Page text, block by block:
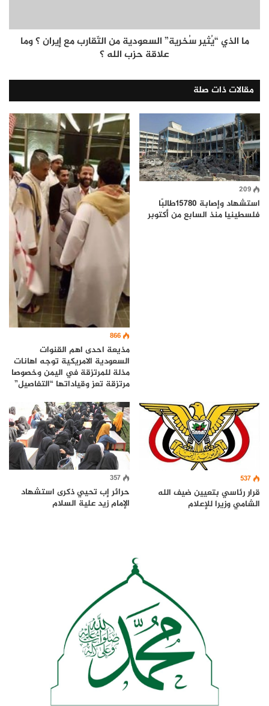
ما الذي “يُثير سُخرية” السعودية من التّقارب مع إيران ؟ وما
علاقة حزب الله ؟
مقالات ذات صلة
209
استشهاد وإصابة 15780طالبًا
فلسطينيا منذ السابع من أكتوبر
866
مذيعة احدى اهم القنوات
السعودية الامريكية توجه اهانات
مذلة للمرتزقة في اليمن وخصوصا
مرتزقة تعز وقياداتها “التفاصيل”
537
قرار رئاسي بتعيين ضيف الله
الشامي وزيرا للإعلام
357
حرائر إب تحيي ذكرى استشهاد
الإمام زيد علية السلام